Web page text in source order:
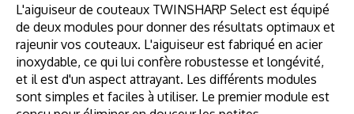
L'aiguiseur de couteaux TWINSHARP Select est équipé
de deux modules pour donner des résultats optimaux et
rajeunir vos couteaux. L'aiguiseur est fabriqué en acier
inoxydable, ce qui lui confère robustesse et longévité,
et il est d'un aspect attrayant. Les différents modules
sont simples et faciles à utiliser. Le premier module est